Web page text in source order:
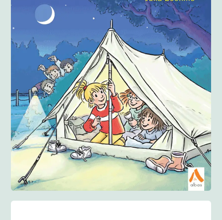
Anglisht
Ditarë
Evente
Blog